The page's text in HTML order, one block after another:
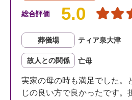
総合評価 5.0
葬儀場 ティア泉大津
故人との関係 亡母
実家の母の時も満足でした。
じの良い方で良かったです。